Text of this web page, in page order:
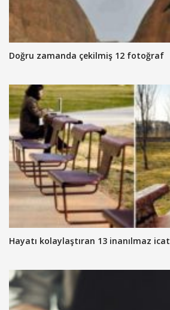
Doğru zamanda çekilmiş 12 fotoğraf
Hayatı kolaylaştıran 13 inanılmaz icat